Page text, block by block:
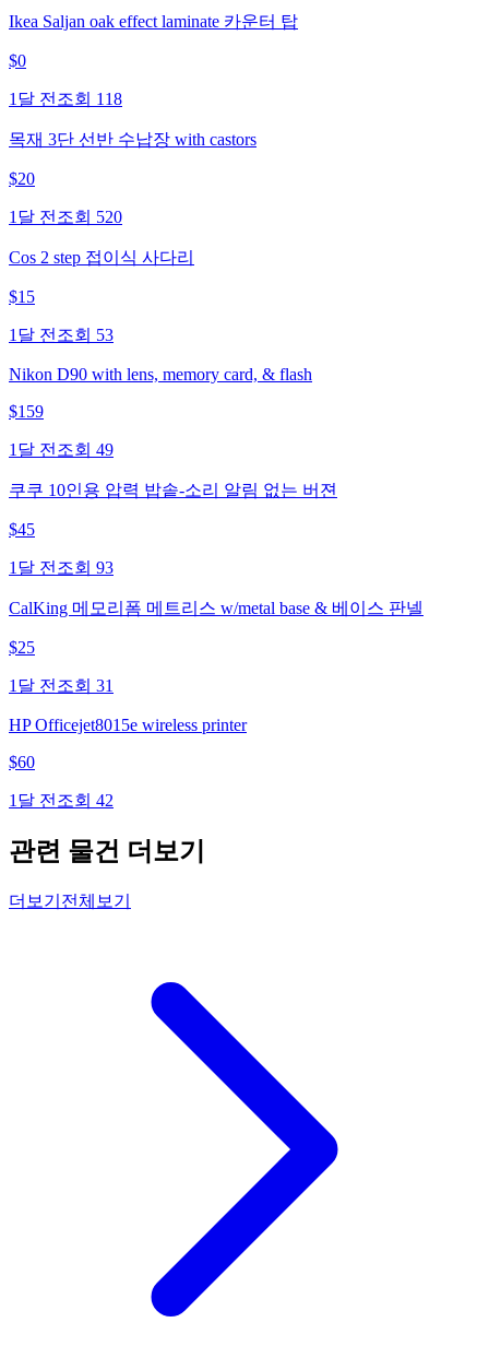
Ikea Saljan oak effect laminate 카운터 탑
$0
1달 전 조회 118
목재 3단 선반 수납장 with castors
$20
1달 전 조회 520
Cos 2 step 접이식 사다리
$15
1달 전 조회 53
Nikon D90 with lens, memory card, & flash
$159
1달 전 조회 49
쿠쿠 10인용 압력 밥솥-소리 알림 없는 버젼
$45
1달 전 조회 93
CalKing 메모리폼 메트리스 w/metal base & 베이스 판넬
$25
1달 전 조회 31
HP Officejet8015e wireless printer
$60
1달 전 조회 42
관련 물건 더보기
더보기 전체보기